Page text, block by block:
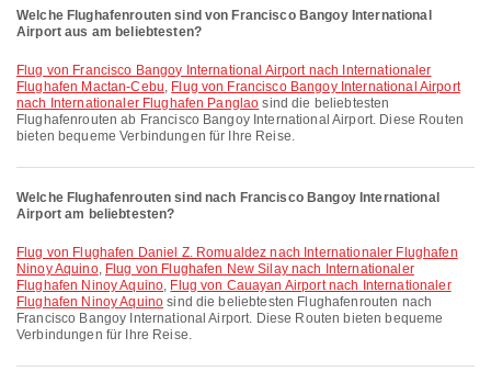
Welche Flughafenrouten sind von Francisco Bangoy International
Airport aus am beliebtesten?
Flug von Francisco Bangoy International Airport nach Internationaler
Flughafen Mactan-Cebu, Flug von Francisco Bangoy International Airport
nach Internationaler Flughafen Panglao sind die beliebtesten
Flughafenrouten ab Francisco Bangoy International Airport. Diese Routen
bieten bequeme Verbindungen für Ihre Reise.
Welche Flughafenrouten sind nach Francisco Bangoy International
Airport am beliebtesten?
Flug von Flughafen Daniel Z. Romualdez nach Internationaler Flughafen
Ninoy Aquino, Flug von Flughafen New Silay nach Internationaler
Flughafen Ninoy Aquino, Flug von Cauayan Airport nach Internationaler
Flughafen Ninoy Aquino sind die beliebtesten Flughafenrouten nach
Francisco Bangoy International Airport. Diese Routen bieten bequeme
Verbindungen für Ihre Reise.